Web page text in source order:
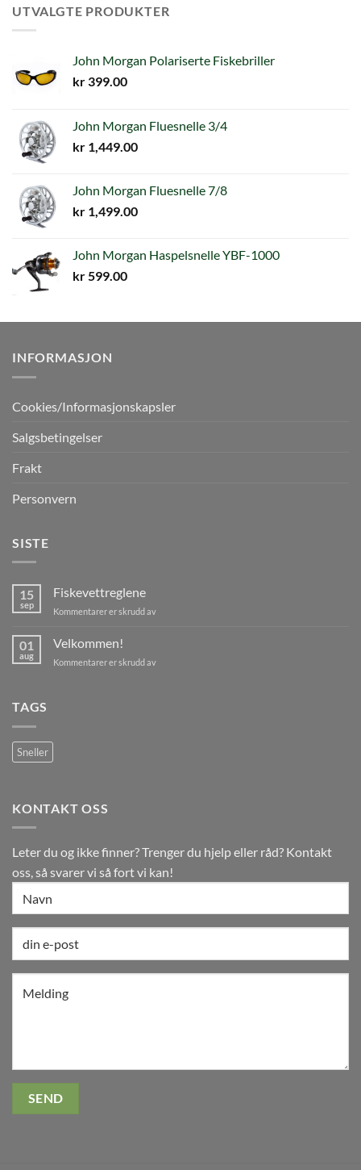
UTVALGTE PRODUKTER
John Morgan Polariserte Fiskebriller
kr 399.00
John Morgan Fluesnelle 3/4
kr 1,449.00
John Morgan Fluesnelle 7/8
kr 1,499.00
John Morgan Haspelsnelle YBF-1000
kr599.00
INFORMASJON
Cookies/Informasjonskapsler
Salgsbetingelser
Frakt
Personvern
SISTE
15
sep
Fiskevettreglene
Kommentarer er skrudd avfor
01
aug
Velkommen!
Kommentarer er skrudd avfor
TAGS
Sneller
KONTAKT OSS
Leter du og ikke finner? Trenger du hjelp eller råd? Kontakt
oss, så svarer vi så fort vi kan!